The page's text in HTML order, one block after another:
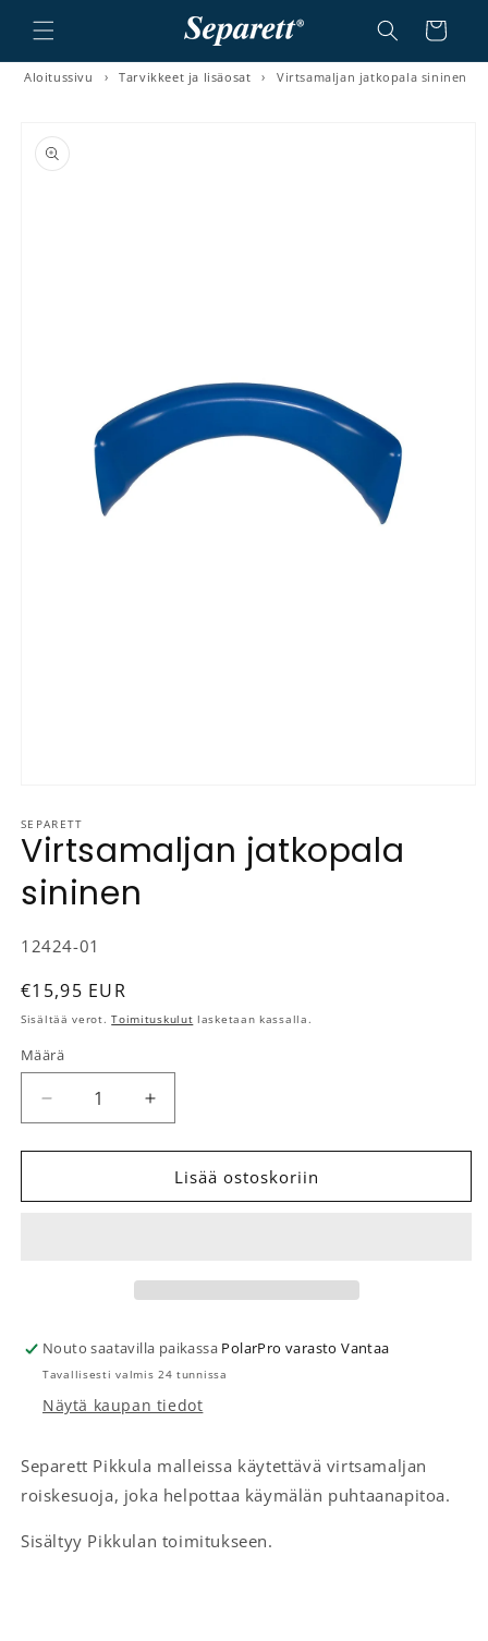
ja siirry sisältöön Ostoskori
Aloitussivu › Tarvikkeet ja lisäosat › Virtsamaljan jatkopala sininen
tuotetietoihin
SEPARETT
Virtsamaljan jatkopala
sininen
SKU-koodi:
12424-01
Normaalihinta
€15,95 EUR
Sisältää verot.Toimituskulut lasketaan kassalla.
Määrä
Määrä
Vähennä tuotteen Virtsamaljan jatkopala sininen
Lisää tuotteen Virtsamaljan jatkopala
Lisää ostoskoriin
Nouto saatavilla paikassa PolarPro varasto Vantaa
Tavallisesti valmis 24 tunnissa
Näytä kaupan tiedot
Separett Pikkula malleissa käytettävä virtsamaljan
roiskesuoja, joka helpottaa käymälän puhtaanapitoa.
Sisältyy Pikkulan toimitukseen.